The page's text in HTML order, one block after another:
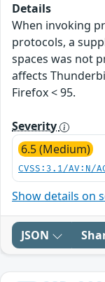
Details
When invoking
protocols, a
spaces was not
affects
Firefox < 95.
Severity
6.5 (Medium)
CVSS:3.1/AV:N/
Show details on
JSON